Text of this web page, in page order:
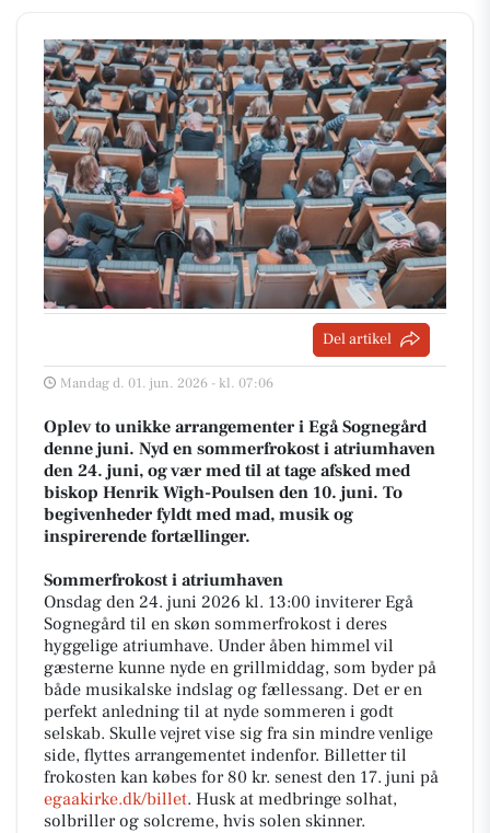
Del artikel
Mandag d. 01. jun. 2026 - kl. 07:06
Oplev to unikke arrangementer i Egå Sognegård
denne juni. Nyd en sommerfrokost i atriumhaven
den 24. juni, og vær med til at tage afsked med
biskop Henrik Wigh-Poulsen den 10. juni. To
begivenheder fyldt med mad, musik og
inspirerende fortællinger.
Sommerfrokost i atriumhaven
Onsdag den 24. juni 2026 kl. 13:00 inviterer Egå
Sognegård til en skøn sommerfrokost i deres
hyggelige atriumhave. Under åben himmel vil
gæsterne kunne nyde en grillmiddag, som byder på
både musikalske indslag og fællessang. Det er en
perfekt anledning til at nyde sommeren i godt
selskab. Skulle vejret vise sig fra sin mindre venlige
side, flyttes arrangementet indenfor. Billetter til
frokosten kan købes for 80 kr. senest den 17. juni på
egaakirke.dk/billet. Husk at medbringe solhat,
solbriller og solcreme, hvis solen skinner.